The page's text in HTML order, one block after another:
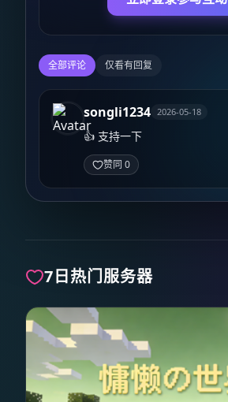
全部评论 仅看有回复
songli1234 2026-05-18
👍 支持一下
赞同 0
7日热门服务器